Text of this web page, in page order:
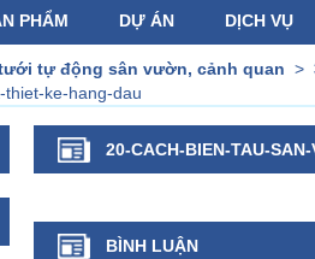
PHẨM DỰ ÁN DỊCH VỤ
tự động sân vườn, cảnh quan >
ke-hang-dau
20-CACH-BIEN-TAU-
BÌNH LUẬN